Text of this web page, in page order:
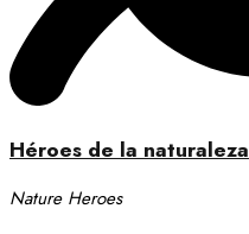
Héroes de la naturaleza
Nature Heroes